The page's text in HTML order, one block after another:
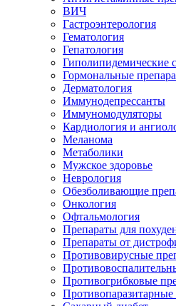
ВИЧ
Гастроэнтерология
Гематология
Гепатология
Гиполипидемические
Гормональные
Дерматология
Иммунодепрессанты
Иммуномодуляторы
Кардиология и
Меланома
Метаболики
Мужское здоровье
Неврология
Обезболивающие
Онкология
Офтальмология
Препараты для
Препараты от
Противовирусные
Противогрибковые
Противопаразитарные